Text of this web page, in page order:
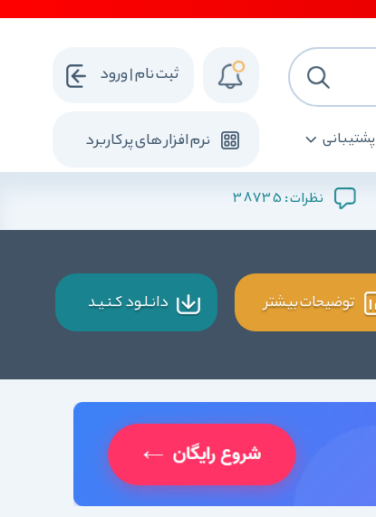
پشتیبانی نرم افزار های پرکاربرد
ثبت نام | ورود
نظرات : 38735
توضیحات بیشتر دانـلـود کـنـیـد